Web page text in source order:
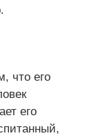
что его
его